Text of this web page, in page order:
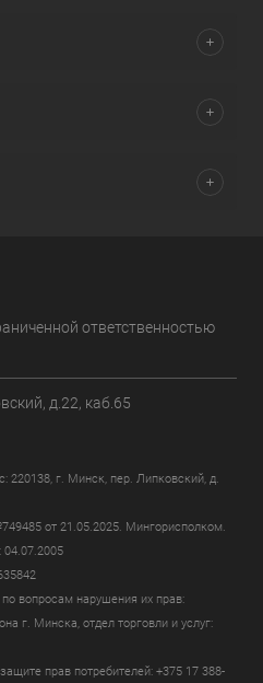
ответственностью
д.22, каб.65
220138, г. Минск, пер. Липковский, д.
от 21.05.2025. Мингорисполком.
04.07.2005
вопросам нарушения их прав:
г. Минска, отдел торговли и услуг:
прав потребителей: +375 17 388-